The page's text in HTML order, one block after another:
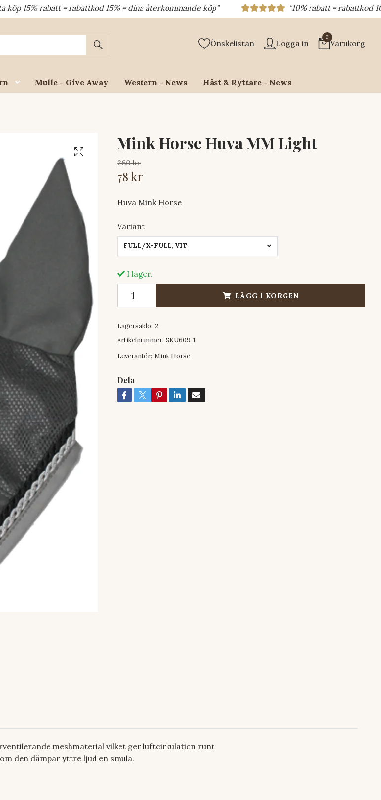
rabatt = rabattkod 15% = dina återkommande köp" "10% rabatt = rabattkod 10% =
Önskelistan Logga in
0
Varukorg
Mulle - Give Away Western - News Häst & Ryttare - News
Mink Horse Huva MM Light
260 kr
78 kr
Huva Mink Horse
Variant
FULL/X-FULL, VIT
I lager.
LÄGG I KORGEN
Lagersaldo: 2
Artikelnummer: SKU609-1
Leverantör: Mink Horse
Dela
meshmaterial vilket ger luftcirkulation runt
den dämpar yttre ljud en smula.